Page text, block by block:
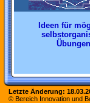
Ideen für
Letzte Änderung:
© Bereich Innovation und